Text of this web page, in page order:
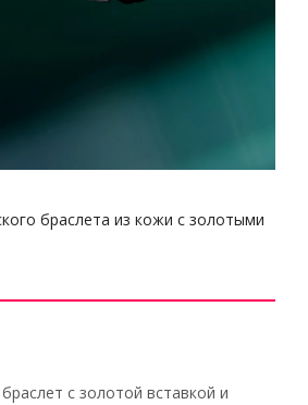
браслета из кожи с золотыми
с золотой вставкой и